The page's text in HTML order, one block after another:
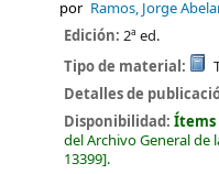
por Ramos, Jorge
Edición:2ª ed.
Tipo de material:
Detalles de
Disponibilidad:Ítems
del Archivo General de
13399 .